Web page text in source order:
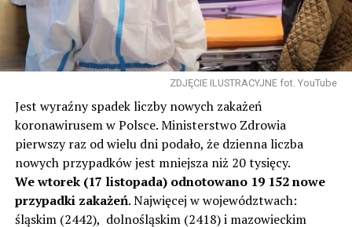
ZDJĘCIE ILUSTRACYJNE fot. YouTube
Jest wyraźny spadek liczby nowych zakażeń
koronawirusem w Polsce. Ministerstwo Zdrowia
pierwszy raz od wielu dni podało, że dzienna liczba
nowych przypadków jest mniejsza niż 20 tysięcy.
We wtorek (17 listopada) odnotowano 19 152 nowe
przypadki zakażeń. Najwięcej w województwach:
śląskim (2442), dolnośląskim (2418) i mazowieckim